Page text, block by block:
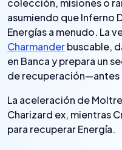
colección, misiones o
asumiendo que Inferno
Energías a menudo. La
Charmanderbuscable,
en Banca y prepara un
de recuperación—antes
La aceleración de
Charizard ex, mientras
para recuperar Energía.